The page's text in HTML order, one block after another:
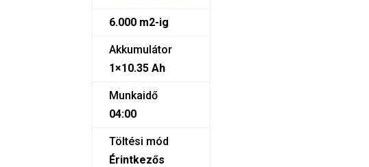
6.000 m2-ig
Akkumulátor
1×10.35 Ah
Munkaidő
04:00
Töltési mód
Érintkezős